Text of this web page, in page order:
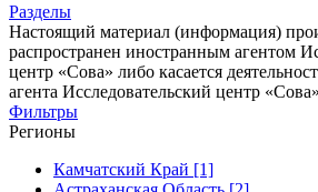
Разделы
Настоящий материал (информация)
распространен иностранным агентом
центр «Сова» либо касается
агента Исследовательский центр
Фильтры
Регионы
Камчатский Край [1]